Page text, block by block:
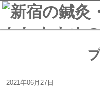
2021年06月27日